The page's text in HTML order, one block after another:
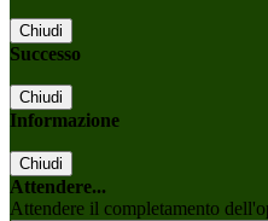
Chiudi
Successo
Chiudi
Informazione
Chiudi
Attendere...
Attendere il completamento